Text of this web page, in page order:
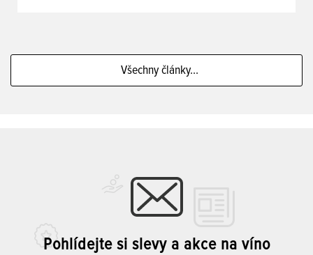
Všechny články...
Pohlídejte si slevy a akce na víno